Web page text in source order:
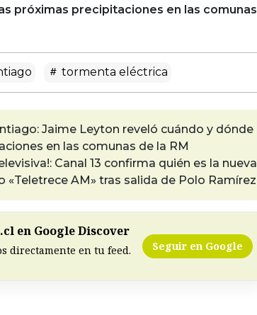
próximas precipitaciones en las comunas
tormenta eléctrica
Jaime Leyton reveló cuándo y dónde
en las comunas de la RM
Canal 13 confirma quién es la nueva
«Teletrece AM» tras salida de Polo Ramírez
en Google Discover
directamente en tu feed. Seguir en Google